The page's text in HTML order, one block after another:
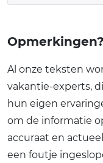
Al onze teksten
vakantie-experts,
hun eigen
om de informatie
accuraat en
een foutje